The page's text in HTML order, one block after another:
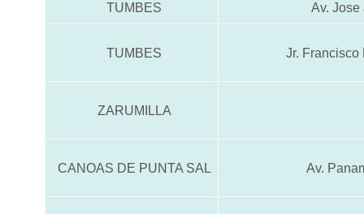
TUMBES Av. Jose
TUMBES Jr. Francisco
ZARUMILLA
CANOAS DE PUNTA SAL Av.